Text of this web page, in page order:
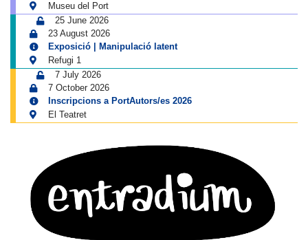
Museu del Port
25 June 2026
23 August 2026
Exposició | Manipulació latent
Refugi 1
7 July 2026
7 October 2026
Inscripcions a PortAutors/es 2026
El Teatret